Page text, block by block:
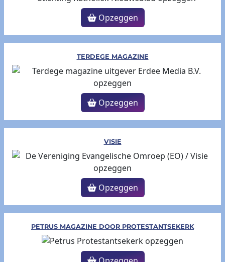
Opzeggen
TERDEGE MAGAZINE
Opzeggen
VISIE
Opzeggen
PETRUS MAGAZINE DOOR PROTESTANTSEKERK